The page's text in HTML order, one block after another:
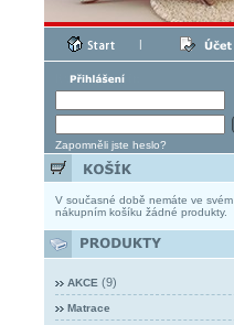
|
Zapomněli jste heslo?
V současné době nemáte ve svém
nákupním košíku žádné produkty.
AKCE (9)
Matrace